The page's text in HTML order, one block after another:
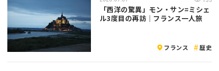
「西洋の驚異」モン・サン=ミシェ
ル3度目の再訪｜フランス一人旅
フランス 歴史